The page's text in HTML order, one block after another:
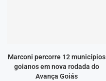
Marconi percorre 12 municípios
goianos em nova rodada do
Avança Goiás